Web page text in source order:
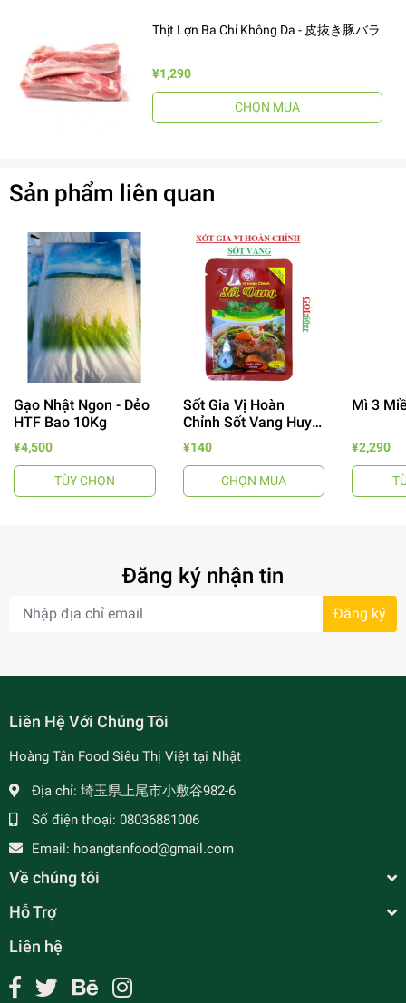
- 64%
- 7%
Thịt Lợn Ba Chỉ Không Da - 皮抜き豚バラ
¥1,290
CHỌN MUA
Sản phẩm liên quan
Gạo Nhật Ngon - Dẻo
HTF Bao 10Kg
¥4,500
TÙY CHỌN
Sốt Gia Vị Hoàn
Chỉnh Sốt Vang Huy
Tuấn
¥140
CHỌN MUA
Mì 3
¥2,290
Đăng ký nhận tin
Đăng ký
Liên Hệ Với Chúng Tôi
Hoàng Tân Food Siêu Thị Việt tại Nhật
Địa chỉ: 埼玉県上尾市小敷谷982-6
Số điện thoại: 08036881006
Email: hoangtanfood@gmail.com
Về chúng tôi
Hỗ Trợ
Liên hệ
undefined